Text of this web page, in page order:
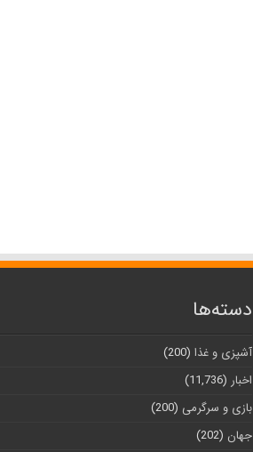
دسته‌ها
آشپزی و غذا (200)
اخبار (11,736)
بازی و سرگرمی (200)
جهان (202)